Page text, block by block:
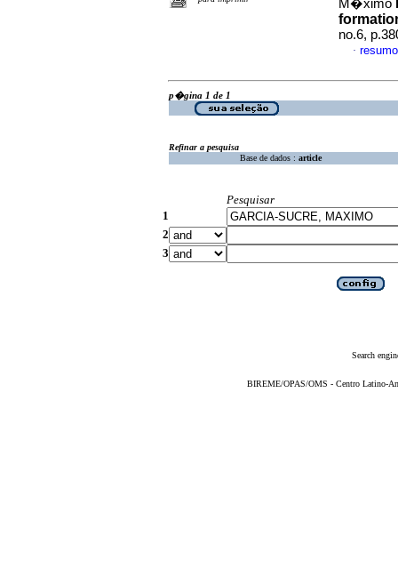
M�ximo
no.6,
·
p�gina 1 de 1
Refinar a pesquisa
Base de dados : article
Pesquisar
1
2
3
Search
BIREME/OPAS/OMS - Centro Latino-